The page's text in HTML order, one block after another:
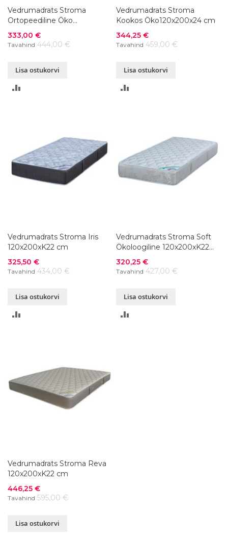
Vedrumadrats Stroma
Ortopeediline Öko
120x200xK23 cm
Soodushind
333,00 €
Tavahind 444,00 €
Lisa ostukorvi
Vedrumadrats Stroma
Kookos Öko120x200x24 cm
Soodushind
344,25 €
Tavahind 459,00 €
Lisa ostukorvi
Vedrumadrats Stroma Iris
120x200xK22 cm
Soodushind
325,50 €
Tavahind 434,00 €
Lisa ostukorvi
Vedrumadrats Stroma Soft
Ökoloogiline 120x200xK22
cm
Soodushind
320,25 €
Tavahind 427,00 €
Lisa ostukorvi
Vedrumadrats Stroma Reva
120x200xK22 cm
Soodushind
446,25 €
Tavahind 595,00 €
Lisa ostukorvi